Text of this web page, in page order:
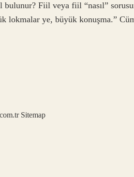
Fiil veya fiil “nasıl”
lokmalar ye, büyük konuşma.”
Sitemap